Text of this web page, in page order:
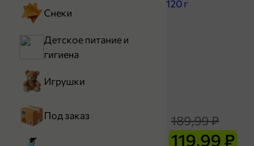
Снеки
Детское питание и
гигиена
Игрушки
Под заказ
119,99 ₽
189,99 ₽